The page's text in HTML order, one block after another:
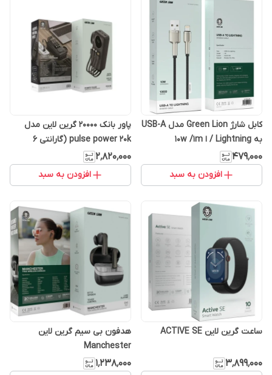
کابل شارژ Green Lion مدل USB-A
به Lightning / ا 10w /1m
۴۷۹٬۰۰۰
افزودن به سبد
پاور بانک 20000 گرین لاین مدل
pulse power 20k (گارانتی 6
ماهه)
۲٬۸۲۰٬۰۰۰
افزودن به سبد
ساعت گرین لاین ACTIVE SE
۳٬۸۹۹٬۰۰۰
هدفون بی سیم گرین لاین
Manchester
۱٬۲۳۸٬۰۰۰